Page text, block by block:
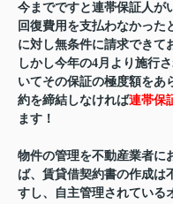
今までですと連帯保証人が
回復費用を支払わなかった
に対し無条件に請求できて
しかし今年の4月より施行
いてその保証の極度額をあ
約を締結しなければ連帯保
ます！
物件の管理を不動産業者に
ば、賃貸借契約書の作成は
すし、自主管理されている